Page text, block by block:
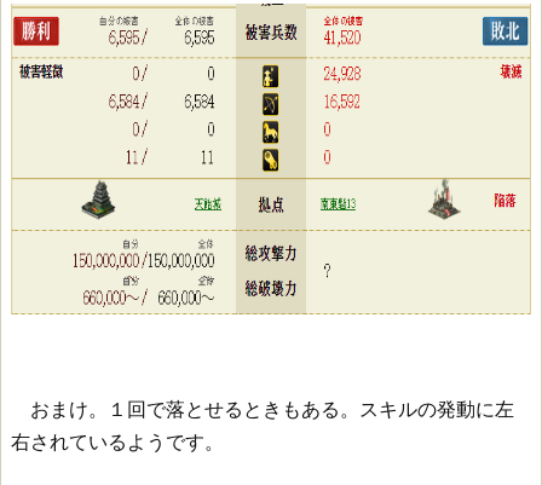
おまけ。１回で落とせるときもある。スキルの発動に左
右されているようです。